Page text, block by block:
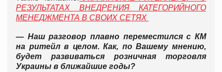
РЕЗУЛЬТАТАХ ВНЕДРЕНИЯ КАТЕГОРИЙНОГО
МЕНЕДЖМЕНТА В СВОИХ СЕТЯХ
— Наш разговор плавно переместился с КМ
на ритейл в целом. Как, по Вашему мнению,
будет развиваться розничная торговля
Украины в ближайшие годы?